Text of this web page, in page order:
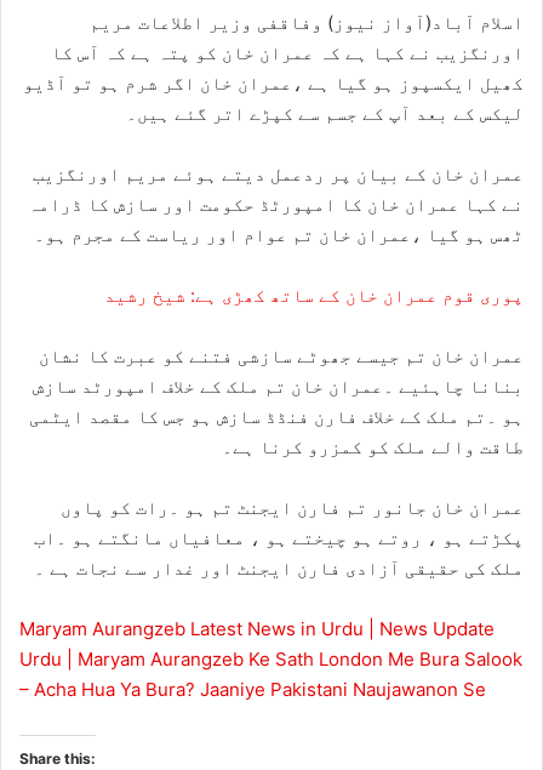
اسلام آباد(آواز نیوز) وفاقفی وزیر اطلاعات مریم
اورنگزیب نے کہا ہے کہ عمران خان کو پتہ ہے کہ آس کا
کھیل ایکسپوز ہو گیا ہے ،عمران خان اگر شرم ہو تو آڈیو
لیکس کے بعد آپ کے جسم سے کپڑے اتر گئے ہیں۔
عمران خان کے بیان پر ردعمل دیتے ہوئے مریم اورنگزیب
نے کہا عمران خان کا امپورٹڈ حکومت اور سازش کا ڈرامہ
ٹھس ہو گیا ،عمران خان تم عوام اور ریاست کے مجرم ہو۔
پوری قوم عمران خان کے ساتھ کھڑی ہے: شیخ رشید
عمران خان تم جیسے جھوٹے سازشی فتنے کو عبرت کا نشان
بنانا چاہئیے ۔عمران خان تم ملک کے خلاف امپورٹد سازش
ہو ۔تم ملک کے خلاف فارن فنڈڈ سازش ہو جس کا مقصد ایٹمی
طاقت والے ملک کو کمزرو کرنا ہے۔
عمران خان جانور تم فارن ایجنٹ تم ہو ۔رات کو پاوں
پکڑتے ہو ، روتے ہو چیختے ہو ، معافیاں مانگتے ہو ۔اب
ملک کی حقیقی آزادی فارن ایجنٹ اور غدار سے نجات ہے ۔
Maryam Aurangzeb Latest News in Urdu | News Update
Urdu | Maryam Aurangzeb Ke Sath London Me Bura Salook
– Acha Hua Ya Bura? Jaaniye Pakistani Naujawanon Se
Share this: